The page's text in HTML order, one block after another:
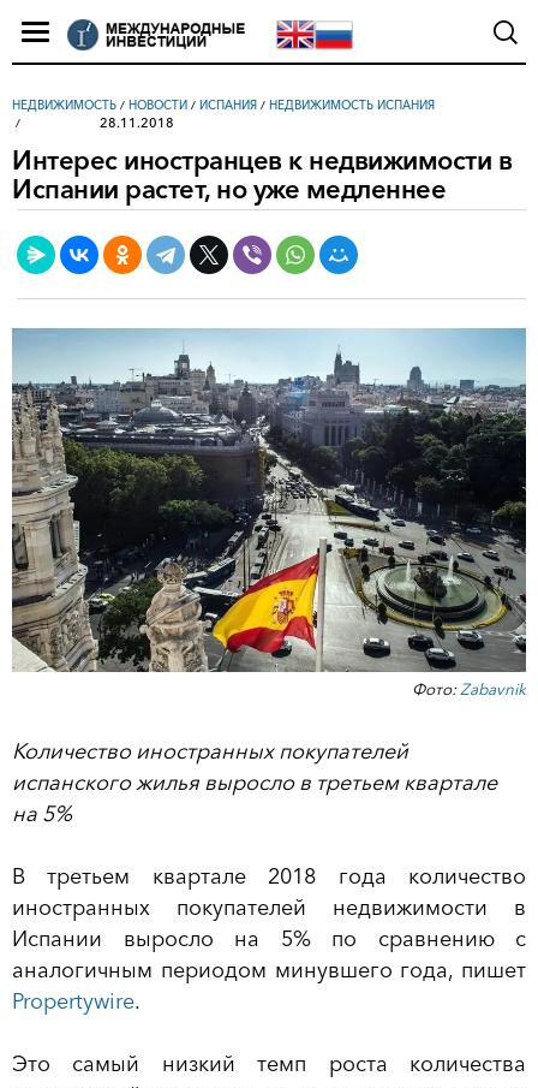
НЕДВИЖИМОСТЬ / НОВОСТИ / ИСПАНИЯ / НЕДВИЖИМОСТЬ ИСПАНИЯ
28.11.2018
Интерес иностранцев к недвижимости в
Испании растет, но уже медленнее
Фото: Zabavnik
Количество иностранных покупателей
испанского жилья выросло в третьем квартале
на 5%
В третьем квартале 2018 года количество
иностранных покупателей недвижимости в
Испании выросло на 5% по сравнению с
аналогичным периодом минувшего года, пишет
Propertywire.
Это самый низкий темп роста количества